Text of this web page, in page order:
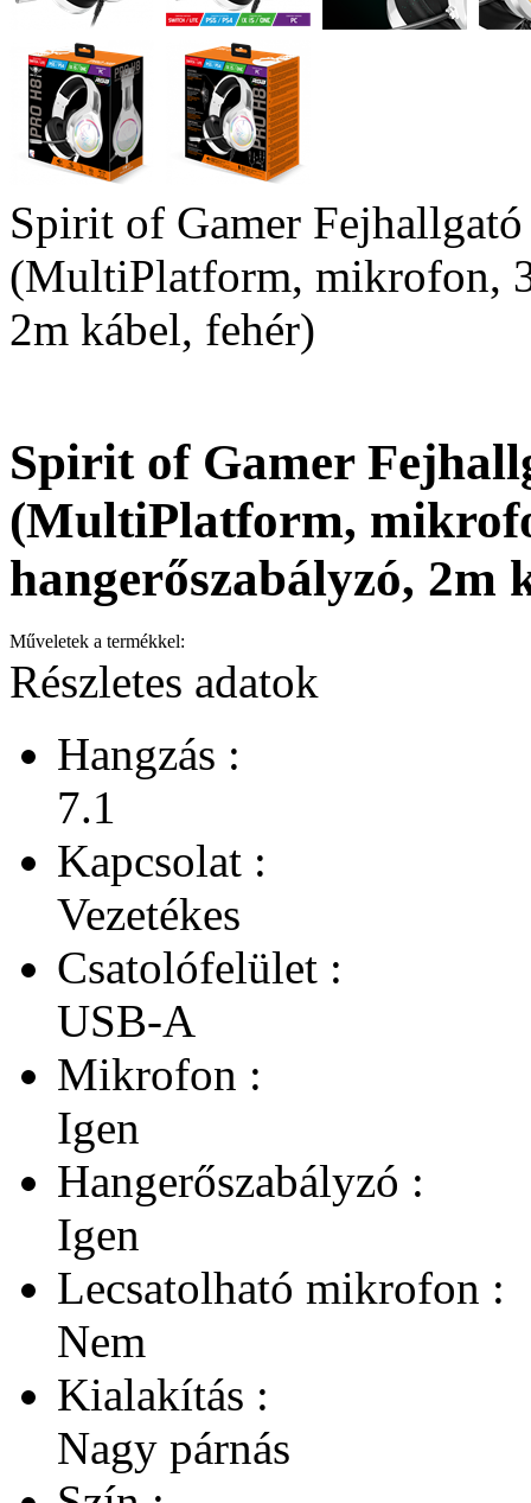
Spirit of Gamer
(MultiPlatform, mikrofon,
2m kábel, fehér)
Spirit of Gamer
(MultiPlatform,
hangerőszabályzó, 2m
Műveletek a termékkel:
Részletes adatok
Hangzás :
7.1
Kapcsolat :
Vezetékes
Csatolófelület :
USB-A
Mikrofon :
Igen
Hangerőszabályzó :
Igen
Lecsatolható mikrofon :
Nem
Kialakítás :
Nagy párnás